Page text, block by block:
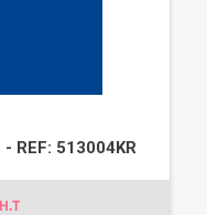
- REF: 513004KR
H.T